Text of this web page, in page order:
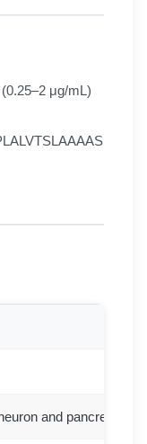
μg/mL)
and pancreas